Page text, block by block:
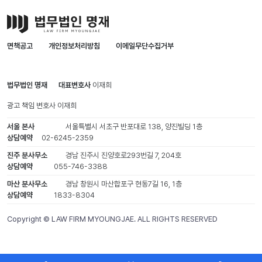
면책공고 개인정보처리방침 이메일무단수집거부
법무법인 명재 대표변호사 이재희
광고 책임 변호사 이재희
서울 본사
서울특별시 서초구 반포대로 138, 양진빌딩 1층
상담예약
02-6245-2359
진주 분사무소
경남 진주시 진양호로293번길 7, 204호
상담예약
055-746-3388
마산 분사무소
경남 창원시 마산합포구 현동7길 16, 1층
상담예약
1833-8304
Copyright © LAW FIRM MYOUNGJAE. ALL RIGHTS RESERVED